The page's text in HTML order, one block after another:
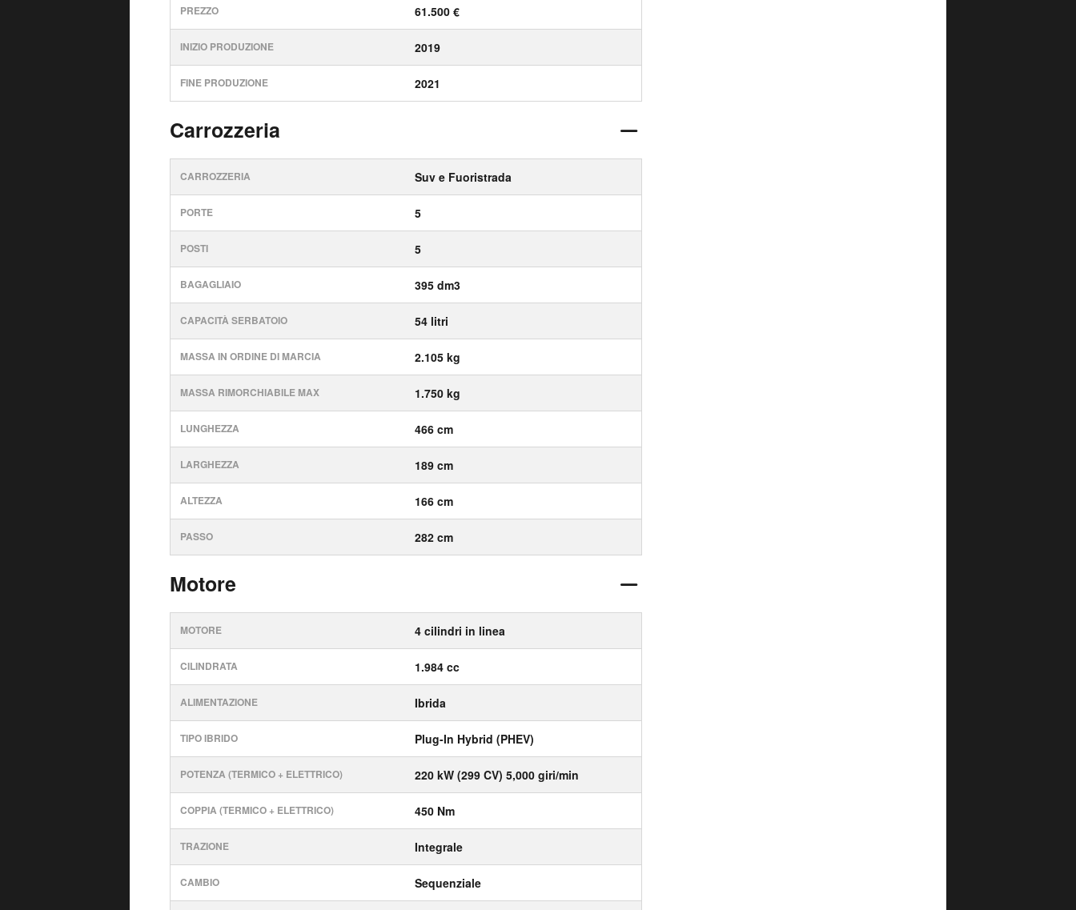
PREZZO 61.500 €
INIZIO PRODUZIONE 2019
FINE PRODUZIONE 2021
Carrozzeria
CARROZZERIA Suv e Fuoristrada
PORTE 5
POSTI 5
BAGAGLIAIO 395 dm3
CAPACITÀ SERBATOIO 54 litri
MASSA IN ORDINE DI MARCIA 2.105 kg
MASSA RIMORCHIABILE MAX 1.750 kg
LUNGHEZZA 466 cm
LARGHEZZA 189 cm
ALTEZZA 166 cm
PASSO 282 cm
Motore
MOTORE 4 cilindri in linea
CILINDRATA 1.984 cc
ALIMENTAZIONE Ibrida
TIPO IBRIDO Plug-In Hybrid (PHEV)
POTENZA (TERMICO + ELETTRICO) 220 kW (299 CV) 5,000 giri/min
COPPIA (TERMICO + ELETTRICO) 450 Nm
TRAZIONE Integrale
CAMBIO Sequenziale